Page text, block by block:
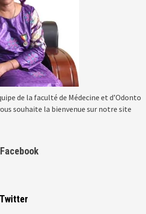
de la faculté de Médecine et d’Odonto
souhaite la bienvenue sur notre site